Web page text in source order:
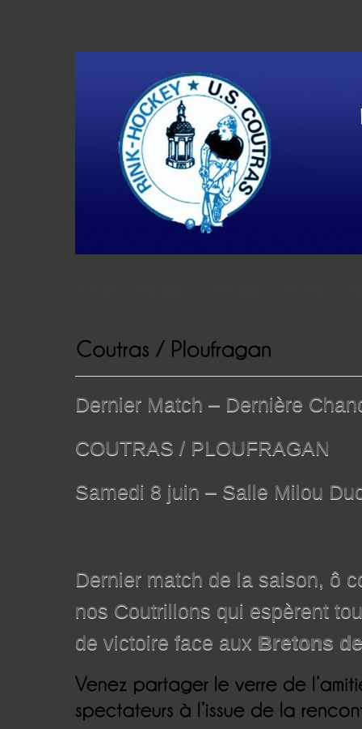
Dernier Match – Dernière
COUTRAS / PLOUFRAGAN
Samedi 8 juin – Salle Milou
Dernier match de la saison, ô
nos Coutrillons qui espèrent
de victoire face aux Bretons